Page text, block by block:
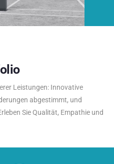
Leistungen: Innovative
abgestimmt, und
Sie Qualität, Empathie und